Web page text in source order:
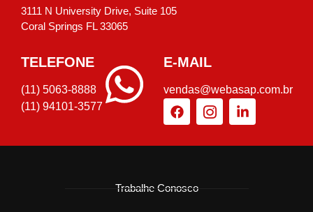
3111 N University Drive, Suite 105
Coral Springs FL 33065
TELEFONE
(11) 5063-8888
(11) 94101-3577
E-MAIL
vendas@webasap.com.br
Trabalhe Conosco